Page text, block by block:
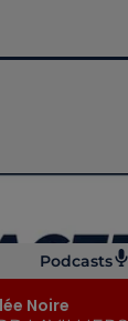
Podcasts
Noire